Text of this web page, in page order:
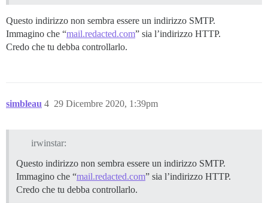
Questo indirizzo non sembra essere un indirizzo SMTP.
Immagino che “mail.redacted.com” sia l’indirizzo HTTP.
Credo che tu debba controllarlo.
simbleau 29 Dicembre 2020, 1:39pm
4
irwinstar:
Questo indirizzo non sembra essere un indirizzo SMTP.
Immagino che “mail.redacted.com” sia l’indirizzo HTTP.
Credo che tu debba controllarlo.